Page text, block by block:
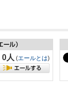
0人 (エールとは)